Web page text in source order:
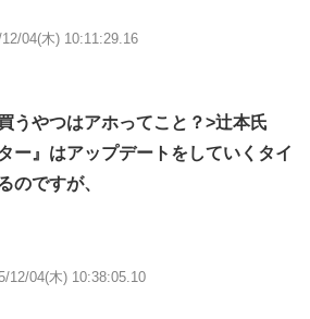
04(木) 10:11:29.16
うやつはアホってこと？>辻本氏
ー』はアップデートをしていくタイ
のですが、
12/04(木) 10:38:05.10